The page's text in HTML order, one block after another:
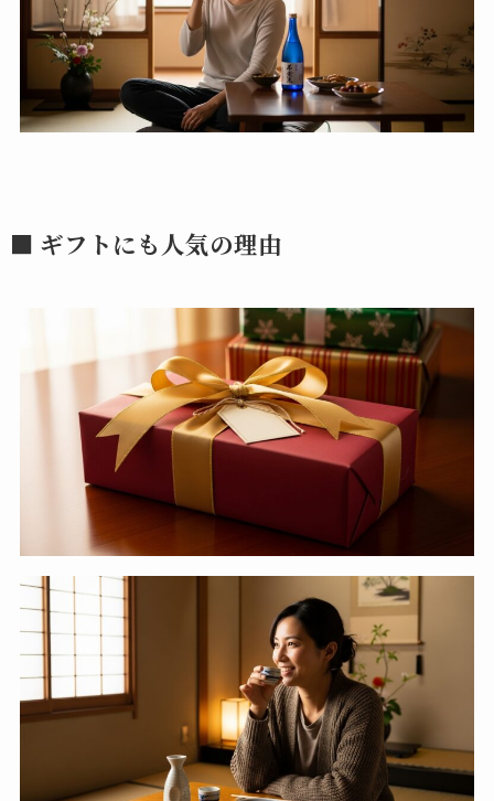
■ ギフトにも人気の理由